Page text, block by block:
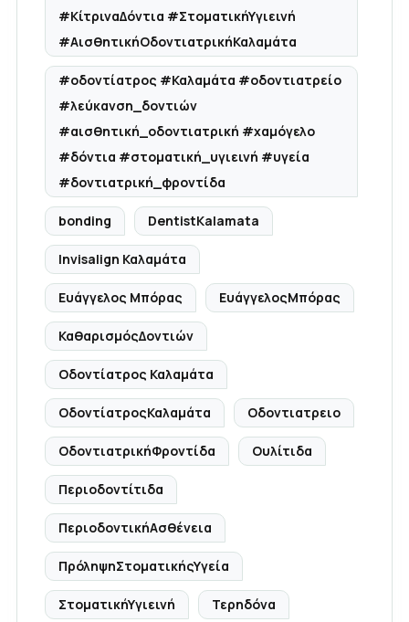
#ΚίτριναΔόντια #ΣτοματικήΥγιεινή
#ΑισθητικήΟδοντιατρικήΚαλαμάτα
#οδοντίατρος #Καλαμάτα #οδοντιατρείο
#λεύκανση_δοντιών
#αισθητική_οδοντιατρική #χαμόγελο
#δόντια #στοματική_υγιεινή #υγεία
#δοντιατρική_φροντίδα
bonding DentistKalamata
Invisalign Καλαμάτα
Ευάγγελος Μπόρας ΕυάγγελοςΜπόρας
ΚαθαρισμόςΔοντιών
Οδοντίατρος Καλαμάτα
ΟδοντίατροςΚαλαμάτα Οδοντιατρειο
ΟδοντιατρικήΦροντίδα Ουλίτιδα
Περιοδοντίτιδα
ΠεριοδοντικήΑσθένεια
ΠρόληψηΣτοματικήςΥγεία
ΣτοματικήΥγιεινή Τερηδόνα